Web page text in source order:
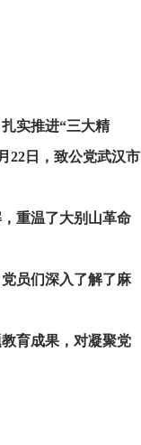
实推进“三大精
22日，致公党武汉市
重温了大别山革命
员们深入了解了麻
育成果，对凝聚党